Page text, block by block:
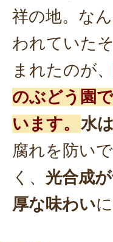
祥の地。なん
われていた
まれたのが、
のぶどう園
います。 水
腐れを防い
く、 光合成
厚な味わい